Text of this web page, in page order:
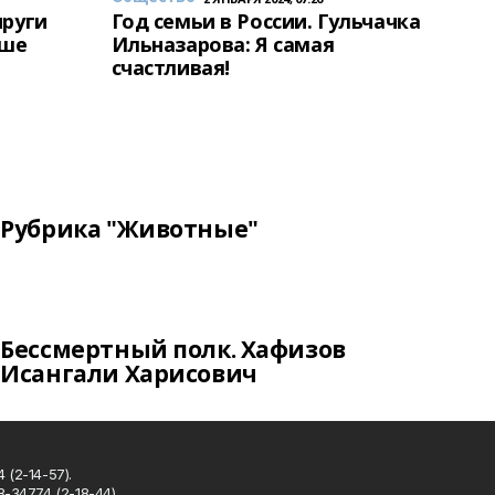
Год семьи в России. Гульчачка
Ильназарова: Я самая
счастливая!
Рубрика "Животные"
Бессмертный полк. Хафизов
Исангали Харисович
(2-14-57).